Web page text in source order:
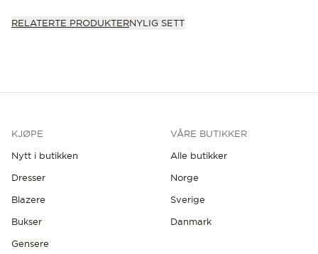
RELATERTE PRODUKTERNYLIG SETT
KJØPE
Nytt i butikken
Dresser
Blazere
Bukser
Gensere
VÅRE BUTIKKER
Alle butikker
Norge
Sverige
Danmark